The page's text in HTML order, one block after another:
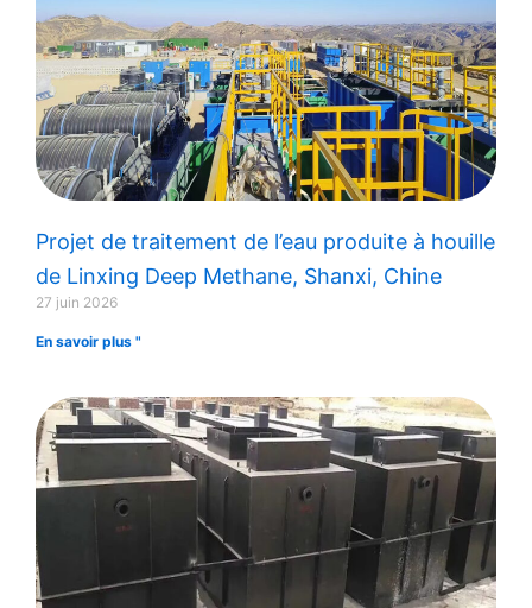
Projet de traitement de l’eau produite à houille
de Linxing Deep Methane, Shanxi, Chine
27 juin 2026
En savoir plus "